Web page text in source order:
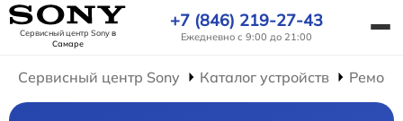
Сервисный центр Sonyв
Самаре
+7 (846) 219-27-43
Ежедневно с 9:00 до 21:00
Сервисный центр Sony Каталог устройств